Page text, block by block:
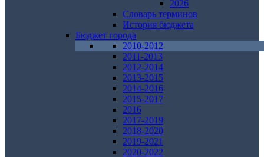
2026
Словарь терминов
История бюджета
Бюджет города
2010-2012
2011-2013
2012-2014
2013-2015
2014-2016
2015-2017
2016
2017-2019
2018-2020
2019-2021
2020-2022